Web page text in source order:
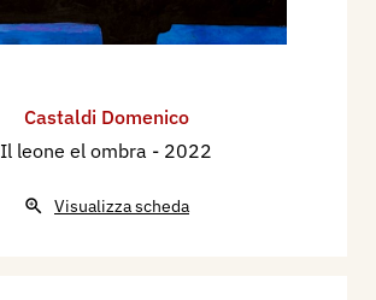
Castaldi Domenico
Il leone el ombra - 2022
Visualizza scheda